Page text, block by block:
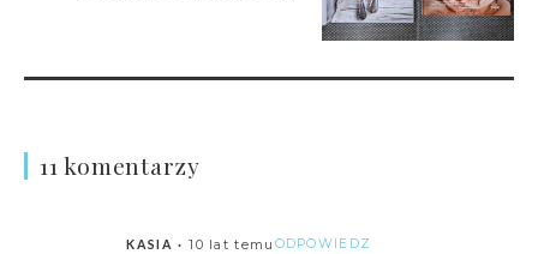
11 komentarzy
KASIA 10 lat temu ODPOWIEDZ